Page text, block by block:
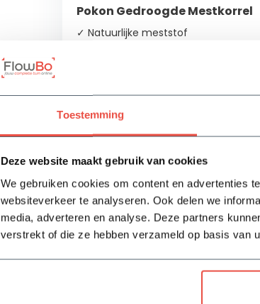
Toestemming
Deze website maakt gebruik van cookies
We gebruiken cookies om content en advertenties
websiteverkeer te analyseren. Ook delen we
media, adverteren en analyse. Deze partners
verstrekt of die ze hebben verzameld op basis van
Pokon Gedroogde Mestkorrel
✓ Natuurlijke meststof
grond
Op voorraad
10,40 Bekijken